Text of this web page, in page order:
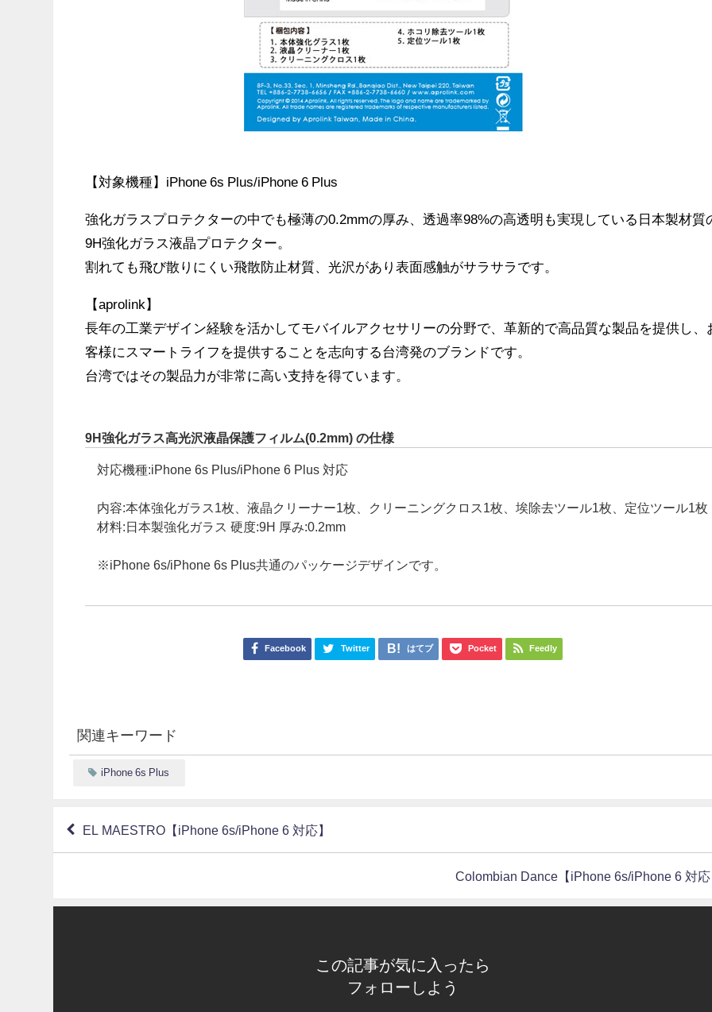
【対象機種】iPhone 6s Plus/iPhone 6 Plus
強化ガラスプロテクターの中でも極薄の0.2mmの厚み、透過率98%の高透明も実現している日本製材質
9H強化ガラス液晶プロテクター。
割れても飛び散りにくい飛散防止材質、光沢があり表面感触がサラサラです。
【aprolink】
長年の工業デザイン経験を活かしてモバイルアクセサリーの分野で、革新的で高品質な製品を提供し、
客様にスマートライフを提供することを志向する台湾発のブランドです。
台湾ではその製品力が非常に高い支持を得ています。
9H強化ガラス高光沢液晶保護フィルム(0.2mm) の仕様
対応機種:iPhone 6s Plus/iPhone 6 Plus 対応
内容:本体強化ガラス1枚、液晶クリーナー1枚、クリーニングクロス1枚、埃除去ツール1枚、定位ツール1枚
材料:日本製強化ガラス 硬度:9H 厚み:0.2mm
※iPhone 6s/iPhone 6s Plus共通のパッケージデザインです。
Facebook Twitter はてブ Pocket Feedly
関連キーワード
iPhone 6s Plus
EL MAESTRO【iPhone 6s/iPhone 6 対応】
Colombian Dance【iPhone 6s/iPhone 6 対
この記事が気に入ったら
フォローしよう